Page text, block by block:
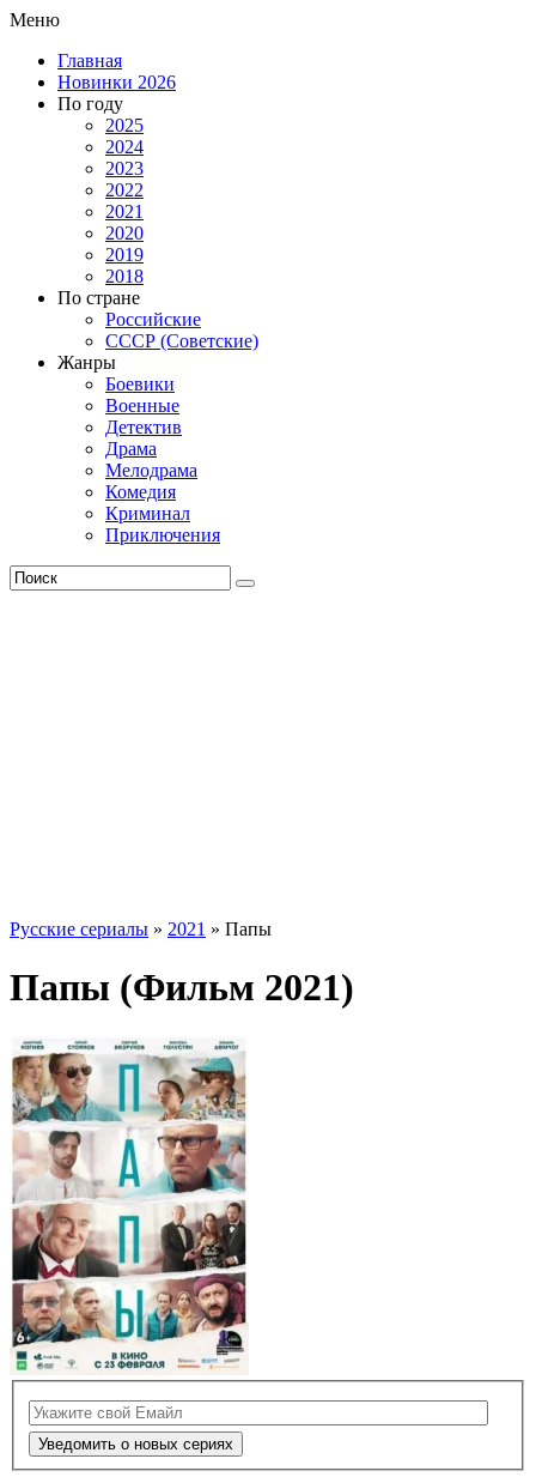
Меню
Главная
Новинки 2026
По году
2025
2024
2023
2022
2021
2020
2019
2018
По стране
Российские
СССР (Советские)
Жанры
Боевики
Военные
Детектив
Драма
Мелодрама
Комедия
Криминал
Приключения
Русские сериалы » 2021 » Папы
Папы (Фильм 2021)
Уведомить о новых сериях